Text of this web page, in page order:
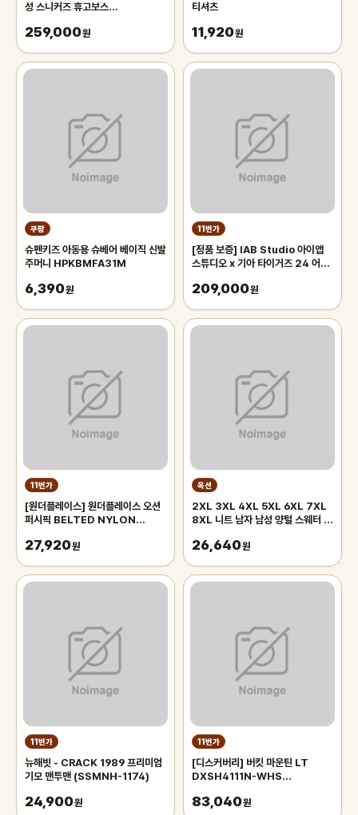
성 스니커즈 휴고보스
259,000원
티셔츠
11,920원
쿠팡
슈펜키즈 아동용 슈베어 베이직 신발
주머니 HPKBMFA31M
6,390원
11번가
[정품 보증] IAB Studio 아이앱
스튜디오 x 기아 타이거즈 24 어센
209,000원
11번가
[원더플레이스] 원더플레이스 오션
퍼시픽 BELTED NYLON
(WOPC6TDHPZ02)
27,920원
옥션
2XL 3XL 4XL 5XL 6XL 7XL
8XL 니트 남자 남성 양털 스웨터 순
이즈 4xl
26,640원
11번가
뉴해빗 - CRACK 1989 프리미엄
기모 맨투맨 (SSMNH-1174)
24,900원
11번가
[디스커버리] 버킷 마운틴 LT
DXSH4111N-WHS
83,040원